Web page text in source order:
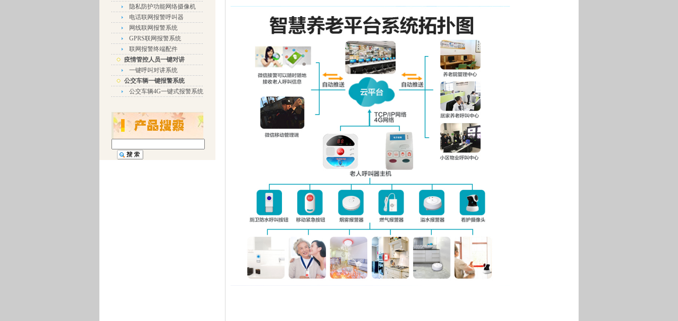
隐私防护功能网络摄像机
电话联网报警呼叫器
网线联网报警系统
GPRS联网报警系统
联网报警终端配件
疫情管控人员一键对讲
一键呼叫对讲系统
公交车辆一键报警系统
公交车辆4G一键式报警系统